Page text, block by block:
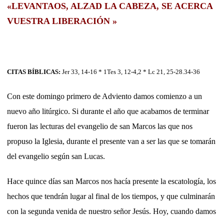
«LEVANTAOS, ALZAD LA CABEZA, SE ACERCA
VUESTRA LIBERACIÓN »
CITAS BÍBLICAS: Jer 33, 14-16 * 1Tes 3, 12-4,2 * Lc 21, 25-28.34-36
Con este domingo primero de Adviento damos comienzo a un
nuevo año litúrgico. Si durante el año que acabamos de terminar
fueron las lecturas del evangelio de san Marcos las que nos
propuso la Iglesia, durante el presente van a ser las que se tomarán
del evangelio según san Lucas.
Hace quince días san Marcos nos hacía presente la escatología, los
hechos que tendrán lugar al final de los tiempos, y que culminarán
con la segunda venida de nuestro señor Jesús. Hoy, cuando damos